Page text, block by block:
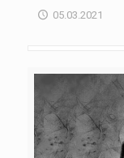
05.03.2021